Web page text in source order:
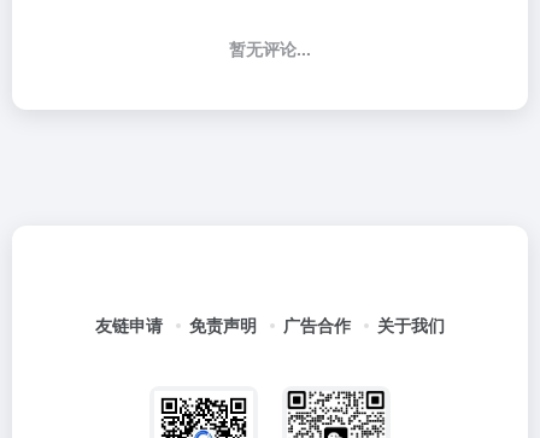
暂无评论...
友链申请 免责声明 广告合作 关于我们